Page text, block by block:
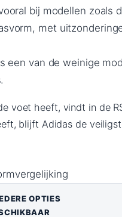
bij modellen zoals
met
een van de weinige
voet heeft, vindt in de
blijft Adidas de
OPTIES